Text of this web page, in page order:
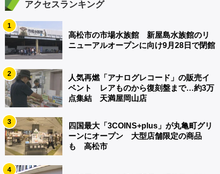
アクセスランキング
1
高松市の市場水族館 新屋島水族館のリ
ニューアルオープンに向け9月28日で閉館
2
人気再燃「アナログレコード」の販売イ
ベント レアものから復刻盤まで…約3万
点集結 天満屋岡山店
3
四国最大「3COINS+plus」が丸亀町グリ
ーンにオープン 大型店舗限定の商品
も 高松市
4